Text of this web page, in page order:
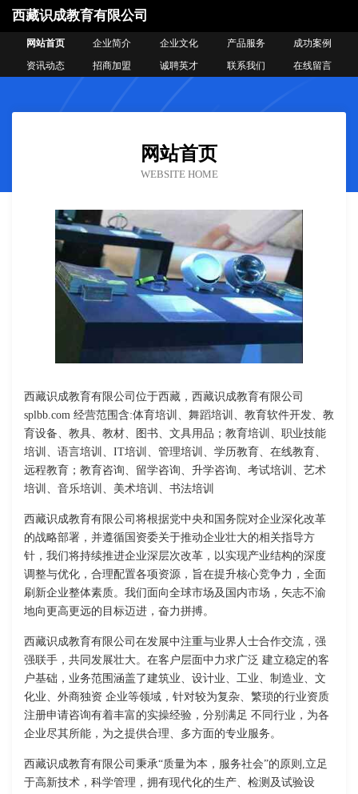
西藏识成教育有限公司
网站首页 企业简介 企业文化 产品服务
成功案例
资讯动态
招商加盟 诚聘英才 联系我们 在线留言
网站首页
WEBSITE HOME
西藏识成教育有限公司位于西藏，西藏识成教育有限公司
splbb.com 经营范围含:体育培训、舞蹈培训、教育软件开发、教
育设备、教具、教材、图书、文具用品；教育培训、职业技能
培训、语言培训、IT培训、管理培训、学历教育、在线教育、
远程教育；教育咨询、留学咨询、升学咨询、考试培训、艺术
培训、音乐培训、美术培训、书法培训
西藏识成教育有限公司将根据党中央和国务院对企业深化改革
的战略部署，并遵循国资委关于推动企业壮大的相关指导方
针，我们将持续推进企业深层次改革，以实现产业结构的深度
调整与优化，合理配置各项资源，旨在提升核心竞争力，全面
刷新企业整体素质。我们面向全球市场及国内市场，矢志不渝
地向更高更远的目标迈进，奋力拼搏。
西藏识成教育有限公司在发展中注重与业界人士合作交流，强
强联手，共同发展壮大。在客户层面中力求广泛 建立稳定的客
户基础，业务范围涵盖了建筑业、设计业、工业、制造业、文
化业、外商独资 企业等领域，针对较为复杂、繁琐的行业资质
注册申请咨询有着丰富的实操经验，分别满足 不同行业，为各
企业尽其所能，为之提供合理、多方面的专业服务。
西藏识成教育有限公司秉承“质量为本，服务社会”的原则,立足
于高新技术，科学管理，拥有现代化的生产、检测及试验设